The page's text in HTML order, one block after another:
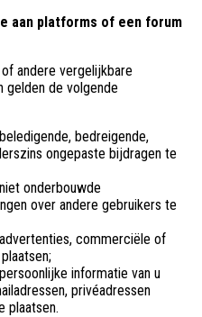
aan platforms of een forum
andere vergelijkbare
gelden de volgende
bedreigende,
ongepaste bijdragen te
onderbouwde
over andere gebruikers te
commerciële of
informatie van u
privéadressen
plaatsen.